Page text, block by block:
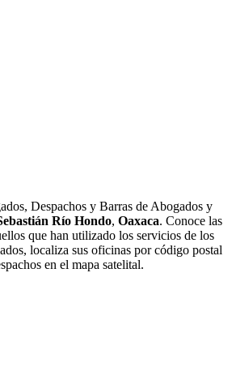
Despachos y Barras de Abogados y
Río Hondo, Oaxaca. Conoce las
que han utilizado los servicios de los
localiza sus oficinas por código postal
en el mapa satelital.